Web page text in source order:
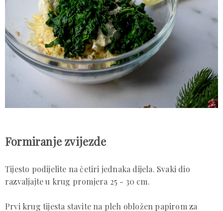
Formiranje zvijezde
Tijesto podijelite na četiri jednaka dijela. Svaki dio
razvaljajte u krug promjera 25 - 30 cm.
Prvi krug tijesta stavite na pleh obložen papirom za